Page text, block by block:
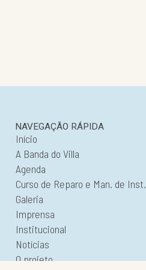
NAVEGAÇÃO RÁPIDA
Início
A Banda do Villa
Agenda
Curso de Reparo e Man. de Inst.
Galeria
Imprensa
Institucional
Notícias
O projeto